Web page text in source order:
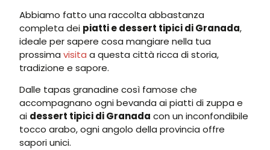
Abbiamo fatto una raccolta abbastanza
completa dei piatti e dessert tipici di Granada,
ideale per sapere cosa mangiare nella tua
prossima visita a questa città ricca di storia,
tradizione e sapore.
Dalle tapas granadine così famose che
accompagnano ogni bevanda ai piatti di zuppa e
ai dessert tipici di Granada con un inconfondibile
tocco arabo, ogni angolo della provincia offre
sapori unici.